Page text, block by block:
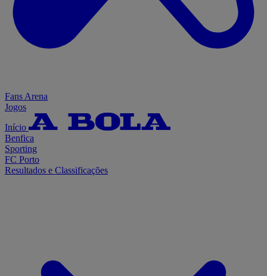
Fans Arena
Jogos
Início
Benfica
Sporting
FC Porto
Resultados e Classificações